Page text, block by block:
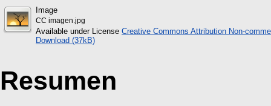
Image
CC imagen.jpg
Available under License Creative Commons Attribution Non-
Download (37kB)
Resumen